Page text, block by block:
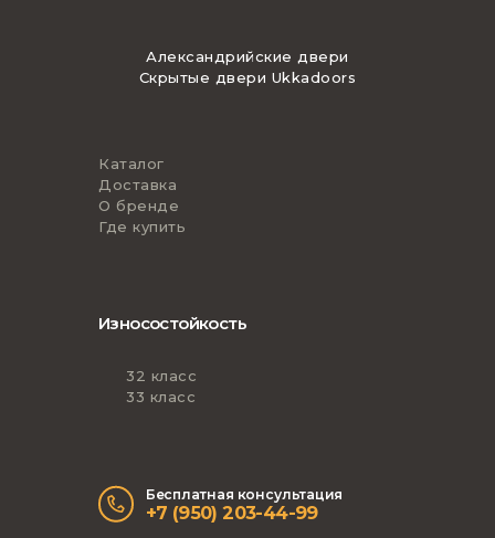
Александрийские двери
Скрытые двери Ukkadoors
Каталог
Доставка
О бренде
Где купить
Износостойкость
32 класс
33 класс
Бесплатная консультация
+7 (950) 203-44-99